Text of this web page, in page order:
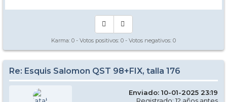
Karma: 0 - Votos positivos: 0 - Votos negativos: 0
Re: Esquis Salomon QST 98+FIX, talla 176
Enviado: 10-01-2025 23:19